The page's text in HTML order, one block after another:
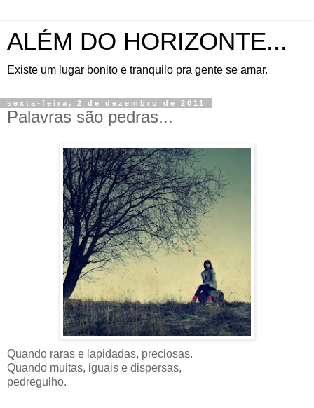
ALÉM DO HORIZONTE...
Existe um lugar bonito e tranquilo pra gente se amar.
sexta-feira, 2 de dezembro de 2011
Palavras são pedras...
Quando raras e lapidadas, preciosas.
Quando muitas, iguais e dispersas,
pedregulho.